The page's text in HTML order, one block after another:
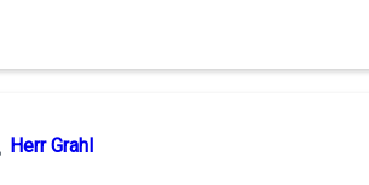
Herr Grahl